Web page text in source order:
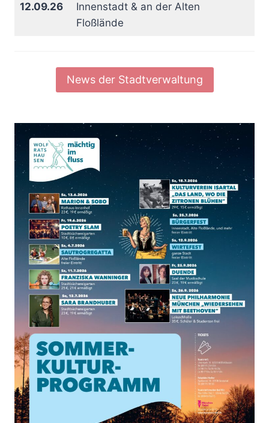
12.09.26
Innenstadt & an der Alten
Floßlände
News der Stadtverwaltung